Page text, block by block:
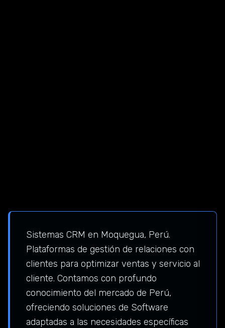
Sistemas CRM en Moquegua, Perú.
Plataformas de gestión de relaciones con
clientes para optimizar ventas y servicio al
cliente. Contamos con profundo
conocimiento del mercado de Perú,
ofreciendo soluciones de Software
adaptadas a las necesidades específicas